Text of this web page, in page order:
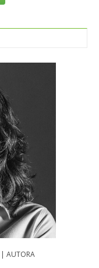
| AUTORA